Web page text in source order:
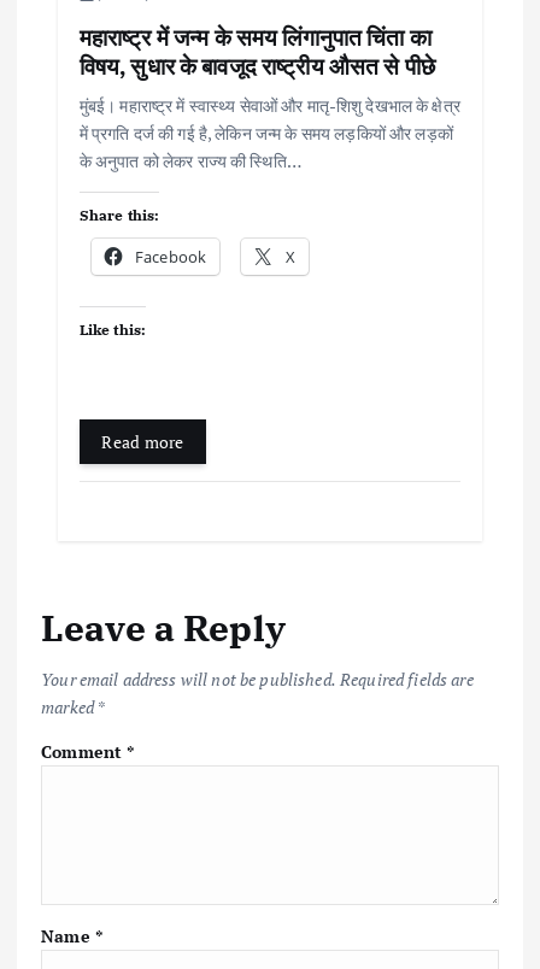
महाराष्ट्र में जन्म के समय लिंगानुपात चिंता का
विषय, सुधार के बावजूद राष्ट्रीय औसत से पीछे
मुंबई। महाराष्ट्र में स्वास्थ्य सेवाओं और मातृ-शिशु देखभाल के क्षेत्र
में प्रगति दर्ज की गई है, लेकिन जन्म के समय लड़कियों और लड़कों
के अनुपात को लेकर राज्य की स्थिति…
Share this:
Facebook X
Like this:
Read more
Leave a Reply
Your email address will not be published. Required fields are
marked*
Comment*
Name *